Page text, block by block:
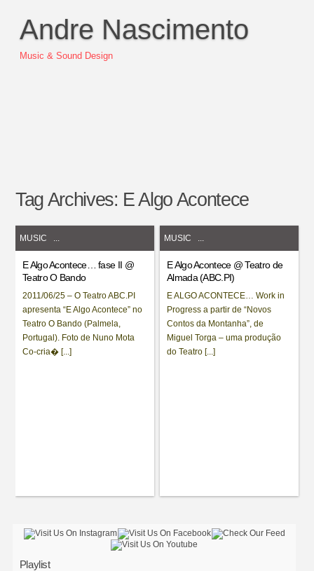
Andre Nascimento
Music & Sound Design
Tag Archives: E Algo Acontece
MUSIC
E Algo Acontece… fase II @
Teatro O Bando
2011/06/25 – O Teatro ABC.PI
apresenta “E Algo Acontece” no
Teatro O Bando (Palmela,
Portugal). Foto de Nuno Mota
Co-cria� [...]
MUSIC
E Algo Acontece @ Teatro de
Almada (ABC.PI)
E ALGO ACONTECE… Work in
Progress a partir de “Novos
Contos da Montanha”, de
Miguel Torga – uma produção
do Teatro [...]
Playlist